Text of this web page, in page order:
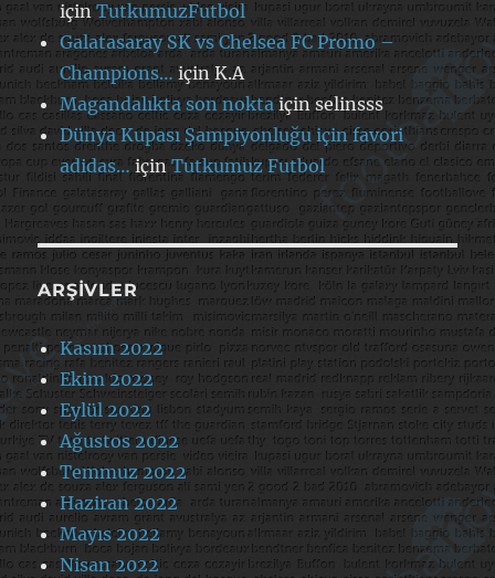
içinTutkumuzFutbol
Galatasaray SK vs Chelsea FC Promo –
Champions… içinK.A
Magandalıkta son noktaiçinselinsss
Dünya Kupası Şampiyonluğu için favori
adidas…içinTutkumuz Futbol
ARŞIVLER
Kasım 2022
Ekim 2022
Eylül 2022
Ağustos 2022
Temmuz 2022
Haziran 2022
Mayıs 2022
Nisan 2022